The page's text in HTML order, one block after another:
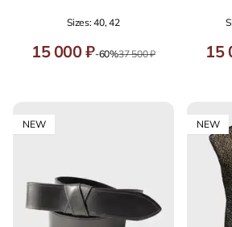
Sizes: 40, 42
15 000 ₽-60%37 500 ₽ 15
NEW NEW